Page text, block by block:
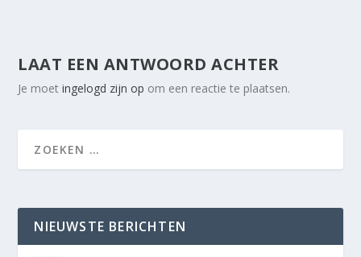
LAAT EEN ANTWOORD ACHTER
Je moetingelogd zijn op om een reactie te plaatsen.
NIEUWSTE BERICHTEN